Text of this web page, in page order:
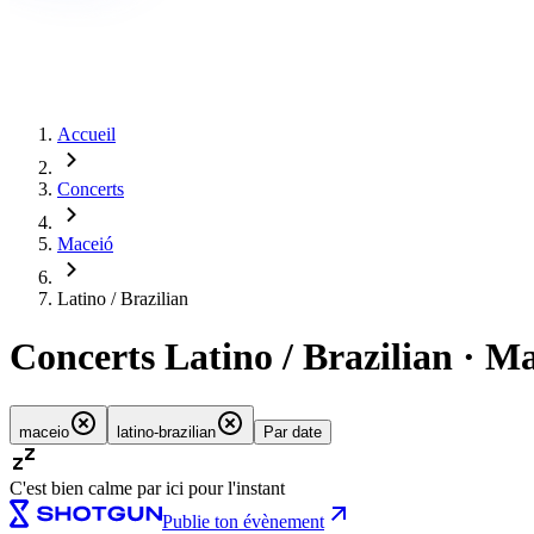
Accueil
Concerts
Maceió
Latino / Brazilian
Concerts Latino / Brazilian ·
maceio latino-brazilian Par date
C'est bien calme par ici pour l'instant
Publie ton évènement